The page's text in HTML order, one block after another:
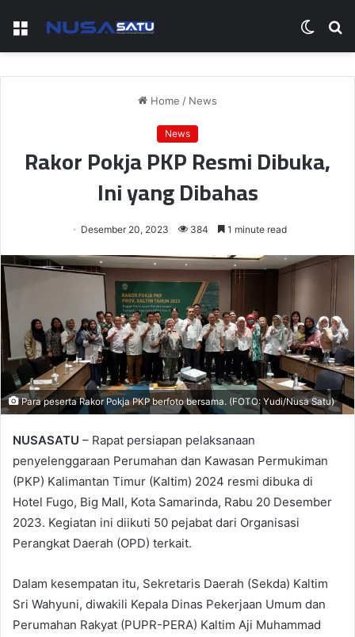
Menu
Switch
skin
Home / News
News
Rakor Pokja PKP Resmi Dibuka,
Ini yang Dibahas
Desember 20, 2023 384 1 minute read
Para peserta Rakor Pokja PKP berfoto bersama. (FOTO: Yudi/Nusa Satu)
NUSASATU – Rapat persiapan pelaksanaan
penyelenggaraan Perumahan dan Kawasan Permukiman
(PKP) Kalimantan Timur (Kaltim) 2024 resmi dibuka di
Hotel Fugo, Big Mall, Kota Samarinda, Rabu 20 Desember
2023. Kegiatan ini diikuti 50 pejabat dari Organisasi
Perangkat Daerah (OPD) terkait.
Dalam kesempatan itu, Sekretaris Daerah (Sekda) Kaltim
Sri Wahyuni, diwakili Kepala Dinas Pekerjaan Umum dan
Perumahan Rakyat (PUPR-PERA) Kaltim Aji Muhammad